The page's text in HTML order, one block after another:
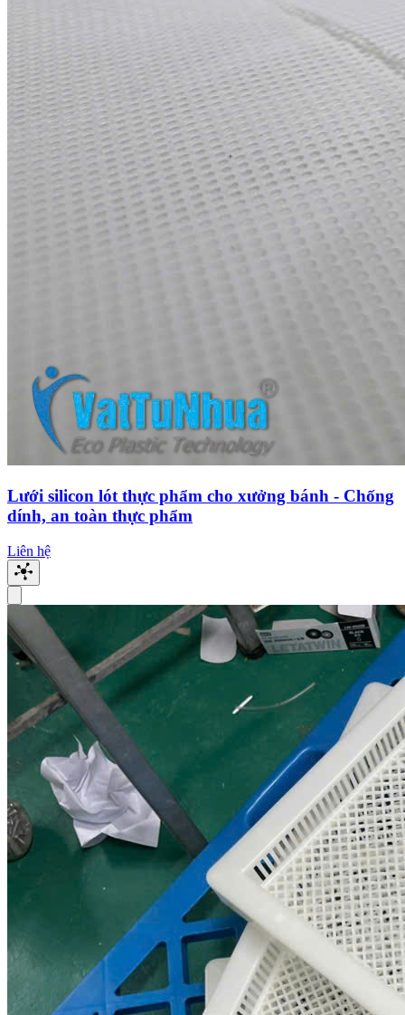
Lưới silicon lót thực phẩm cho xưởng bánh - Chống
dính, an toàn thực phẩm
Liên hệ